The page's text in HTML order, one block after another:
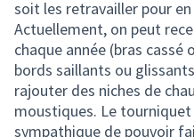
soit les retravailler pour
Actuellement, on peut
chaque année (bras cassé
bords saillants ou
rajouter des niches de
moustiques. Le
sympathique de pouvoir